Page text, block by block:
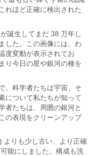
れほど正確に検出された
誕生してまだ 38 万年し
した。この画像には、わ
度変動が表示されてお
り今日の星や銀河の種を
、科学者たちは宇宙、そ
について私たちが知って
者たちは、周囲の銀河と
の表現をクリーンアップ
よりも少し古い、より正確
能にしました。構成も洗